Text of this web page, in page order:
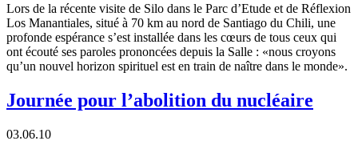
Lors de la récente visite de Silo dans le Parc d’Etude et de Réflexion
Los Manantiales, situé à 70 km au nord de Santiago du Chili, une
profonde espérance s’est installée dans les cœurs de tous ceux qui
ont écouté ses paroles prononcées depuis la Salle : «nous croyons
qu’un nouvel horizon spirituel est en train de naître dans le monde».
Journée pour l’abolition du nucléaire
03.06.10